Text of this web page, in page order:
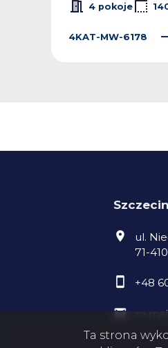
4 pokoje
4KAT-MW-6178
Szczecin
ul.
71-
+48
Ta strona